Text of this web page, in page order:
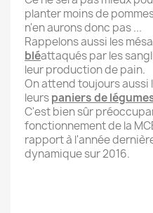
planter moins de
n'en aurons donc pas ...
Rappelons aussi les
bléattaqués par les
leur production de pain.
On attend toujours aussi
leurspaniers de
C'est bien sûr
fonctionnement de la
rapport à l'année
dynamique sur 2016.